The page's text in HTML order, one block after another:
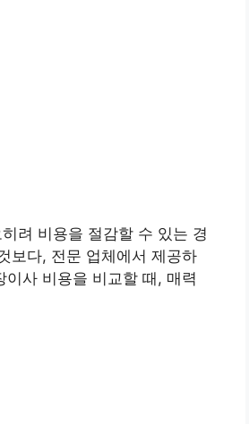
려 비용을 절감할 수 있는 경
보다, 전문 업체에서 제공하
사 비용을 비교할 때, 매력